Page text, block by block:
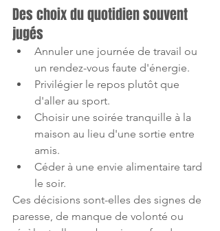
Des choix du quotidien souvent
jugés
Annuler une journée de travail ou
un rendez-vous faute d'énergie.
Privilégier le repos plutôt que
d'aller au sport.
Choisir une soirée tranquille à la
maison au lieu d'une sortie entre
amis.
Céder à une envie alimentaire tard
le soir.
Ces décisions sont-elles des signes de
paresse, de manque de volonté ou